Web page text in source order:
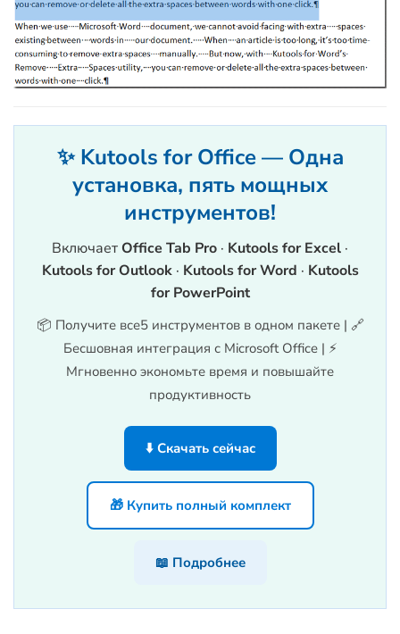
✨ Kutools for Office — Одна
установка, пять мощных
инструментов!
ВключаетOffice Tab Pro · Kutools for Excel ·
Kutools for Outlook· Kutools for Word · Kutools
for PowerPoint
📦 Получите все5 инструментов в одном пакете | 🔗
Бесшовная интеграция с Microsoft Office | ⚡
Мгновенно экономьте время и повышайте
продуктивность
⬇️ Скачать сейчас
🎁 Купить полный комплект
📖 Подробнее